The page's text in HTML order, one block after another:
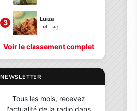
3
Luiza
Jet Lag
Voir le classement complet
NEWSLETTER
Tous les mois, recevez
l'actualité de la radio dans